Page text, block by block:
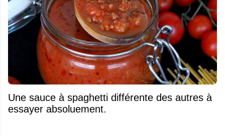
Une sauce à spaghetti différente des autres à
essayer absoluement.